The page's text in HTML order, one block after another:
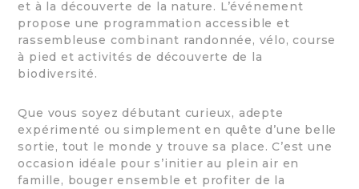
et à la découverte de la nature. L’événement
propose une programmation accessible et
rassembleuse combinant randonnée, vélo, course
à pied et activités de découverte de la
biodiversité.
Que vous soyez débutant curieux, adepte
expérimenté ou simplement en quête d’une belle
sortie, tout le monde y trouve sa place. C’est une
occasion idéale pour s’initier au plein air en
famille, bouger ensemble et profiter de la